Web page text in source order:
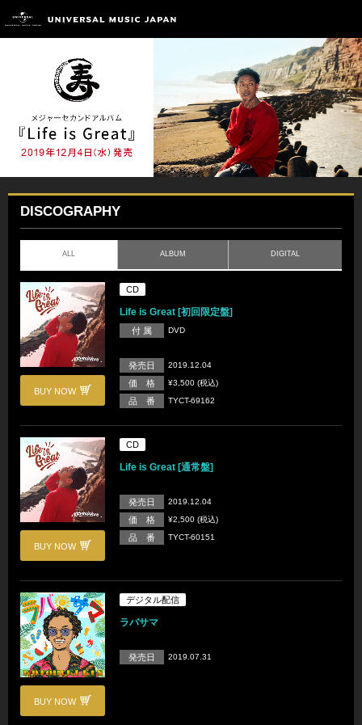
DISCOGRAPHY
ALL ALBUM DIGITAL
BUY NOW
CD
Life is Great [初回限定盤]
付 属 DVD
発売日 2019.12.04
価 格 ¥3,500 (税込)
品 番 TYCT-69162
BUY NOW
CD
Life is Great [通常盤]
発売日 2019.12.04
価 格 ¥2,500 (税込)
品 番 TYCT-60151
BUY NOW
デジタル配信
ラバサマ
発売日 2019.07.31